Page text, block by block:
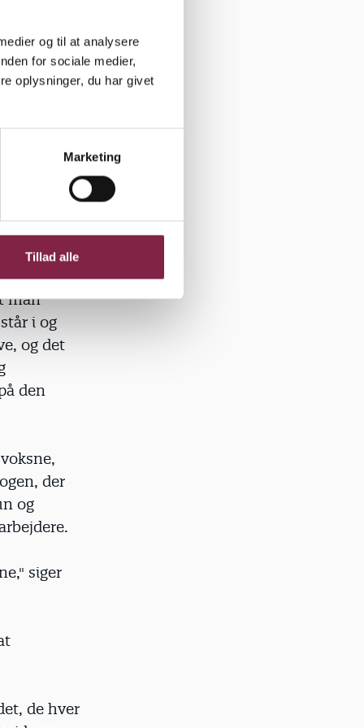
og til at analysere
for sociale medier,
oplysninger, du har givet
Marketing
Tillad alle
skal
vi virkelig
siger
at
i gang
man
i og
og det
den
der
og
siger
de hver